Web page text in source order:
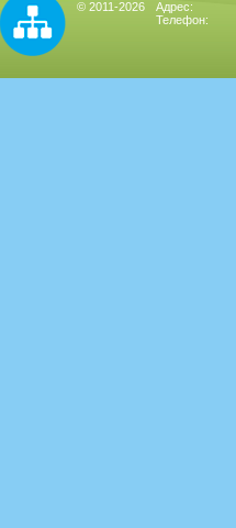
© 2011-2026
Адрес:
Телефон: